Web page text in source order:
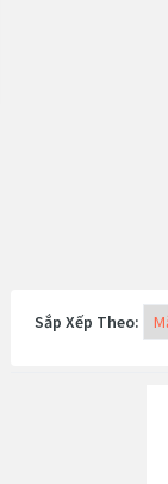
Sắp Xếp Theo: